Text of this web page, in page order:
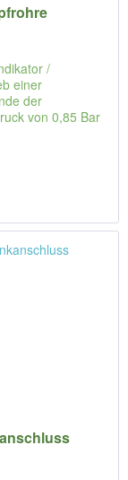
/
einer
der
von 0,85 Bar